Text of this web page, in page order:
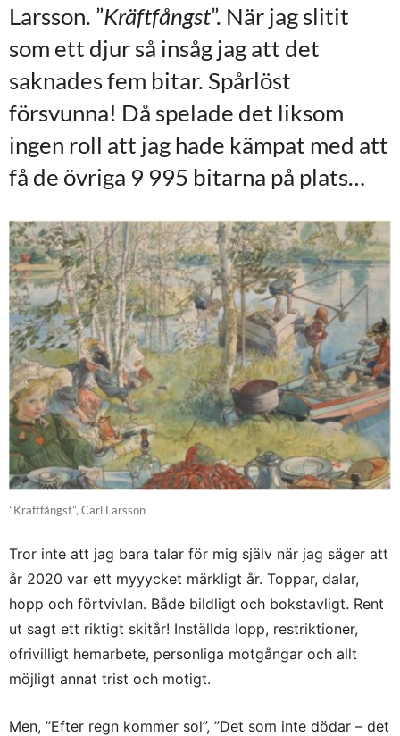
Larsson. ”Kräftfångst”. När jag slitit
som ett djur så insåg jag att det
saknades fem bitar. Spårlöst
försvunna! Då spelade det liksom
ingen roll att jag hade kämpat med att
få de övriga 9 995 bitarna på plats…
”Kräftfångst”, Carl Larsson
Tror inte att jag bara talar för mig själv när jag säger att
år 2020 var ett myyycket märkligt år. Toppar, dalar,
hopp och förtvivlan. Både bildligt och bokstavligt. Rent
ut sagt ett riktigt skitår! Inställda lopp, restriktioner,
ofrivilligt hemarbete, personliga motgångar och allt
möjligt annat trist och motigt.
Men, ”Efter regn kommer sol”, ”Det som inte dödar – det